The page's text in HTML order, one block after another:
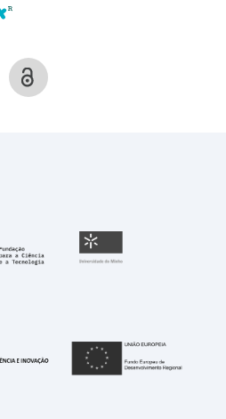
Fundação para a
República Portuguesa